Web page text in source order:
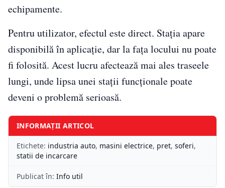
echipamente.
Pentru utilizator, efectul este direct. Stația apare
disponibilă în aplicație, dar la fața locului nu poate
fi folosită. Acest lucru afectează mai ales traseele
lungi, unde lipsa unei stații funcționale poate
deveni o problemă serioasă.
INFORMAȚII ARTICOL
Etichete: industria auto, masini electrice, pret, soferi,
statii de incarcare
Publicat în: Info util